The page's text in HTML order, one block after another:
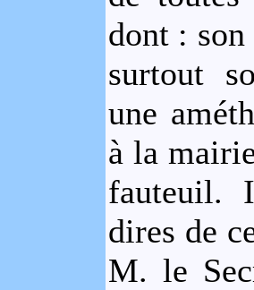
dont :
surtout
une
à la
fauteuil.
dires de
M. le